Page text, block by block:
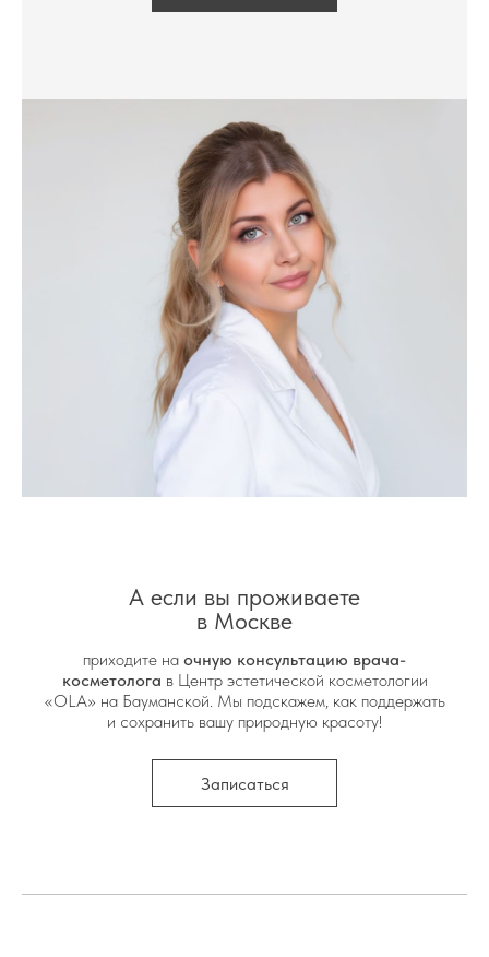
приходите на очную консультацию врача-
косметолога в Центр эстетической косметологии
«OLA» на Бауманской. Мы подскажем, как поддержать
и сохранить вашу природную красоту!
А если вы проживаете
в Москве
Записаться